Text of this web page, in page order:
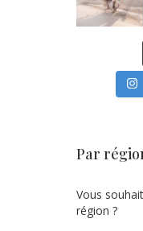
Par
Vous
région ?